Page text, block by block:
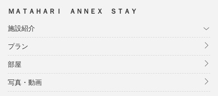
ＭＡＴＡＨＡＲＩ ＡＮＮＥＸ ＳＴＡＹ
施設紹介
プラン
部屋
写真・動画